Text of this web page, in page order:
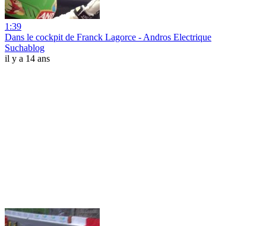
1:39
Dans le cockpit de Franck Lagorce - Andros Electrique
Suchablog
il y a 14 ans